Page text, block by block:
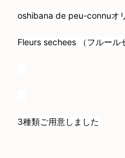
oshibana de peu-connuオ
Fleurs sechees （フルール
3種類ご用意しました